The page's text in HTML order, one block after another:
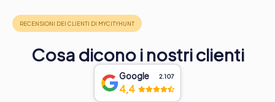
Cosa dicono i nostri clienti
Google 2.107
4,4